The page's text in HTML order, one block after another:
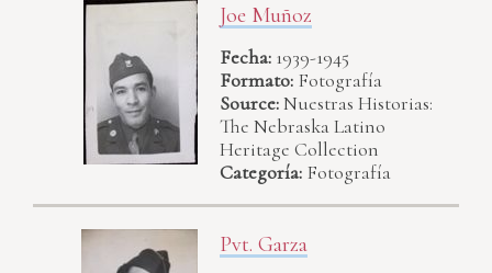
Joe Muñoz
Fecha: 1939-1945
Formato: Fotografía
Source:Nuestras Historias:
The Nebraska Latino
Heritage Collection
Categoría: Fotografía
Pvt. Garza